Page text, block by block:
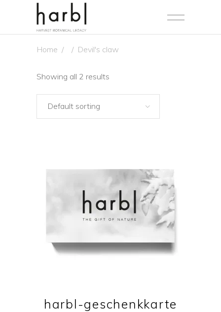
Home / / Devil's claw
Showing all 2 results
Default sorting
ADD TO CART
QUICK VIEW
harbl-geschenkkarte